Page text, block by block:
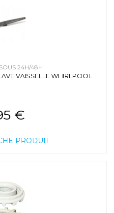
24H/48H
VAISSELLE WHIRLPOOL
€
PRODUIT